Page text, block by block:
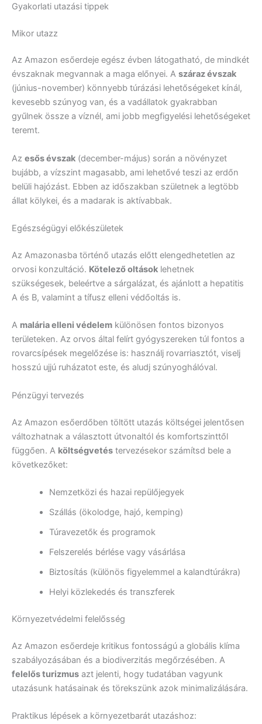
Gyakorlati utazási tippek
Mikor utazz
Az Amazon esőerdeje egész évben látogatható, de mindkét
évszaknak megvannak a maga előnyei. A száraz évszak
(június-november) könnyebb túrázási lehetőségeket kínál,
kevesebb szúnyog van, és a vadállatok gyakrabban
gyűlnek össze a víznél, ami jobb megfigyelési lehetőségeket
teremt.
Az esős évszak (december-május) során a növényzet
bujább, a vízszint magasabb, ami lehetővé teszi az erdőn
belüli hajózást. Ebben az időszakban születnek a legtöbb
állat kölykei, és a madarak is aktívabbak.
Egészségügyi előkészületek
Az Amazonasba történő utazás előtt elengedhetetlen az
orvosi konzultáció. Kötelező oltások lehetnek
szükségesek, beleértve a sárgalázat, és ajánlott a hepatitis
A és B, valamint a tífusz elleni védőoltás is.
A malária elleni védelem különösen fontos bizonyos
területeken. Az orvos által felírt gyógyszereken túl fontos a
rovarcsípések megelőzése is: használj rovarriasztót, viselj
hosszú ujjú ruházatot este, és aludj szúnyoghálóval.
Pénzügyi tervezés
Az Amazon esőerdőben töltött utazás költségei jelentősen
változhatnak a választott útvonaltól és komfortszinttől
függően. A költségvetés tervezésekor számítsd bele a
következőket:
Nemzetközi és hazai repülőjegyek
Szállás (ökolodge, hajó, kemping)
Túravezetők és programok
Felszerelés bérlése vagy vásárlása
Biztosítás (különös figyelemmel a kalandtúrákra)
Helyi közlekedés és transzferek
Környezetvédelmi felelősség
Az Amazon esőerdeje kritikus fontosságú a globális klíma
szabályozásában és a biodiverzitás megőrzésében. A
felelős turizmus azt jelenti, hogy tudatában vagyunk
utazásunk hatásainak és törekszünk azok minimalizálására.
Praktikus lépések a környezetbarát utazáshoz: